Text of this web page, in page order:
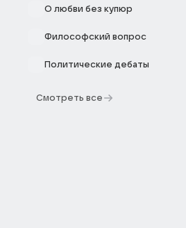
О любви без купюр
Философский вопрос
Политические дебаты
Смотреть все